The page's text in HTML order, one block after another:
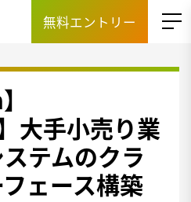
無料エントリー
大手小売り業
テムのクラ
ェース構築